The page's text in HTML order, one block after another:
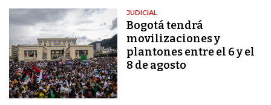
JUDICIAL
Bogotá tendrá
movilizaciones y
plantones entre el 6 y el
8 de agosto